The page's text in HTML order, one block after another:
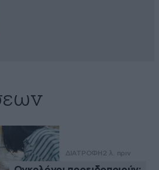
ΔΙΑΤΡΟΦΗ2 λ. πριν